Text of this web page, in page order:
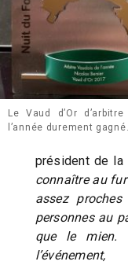
Le Vaud d’Or
l’année durement gagné.
président de la
connaître au fur
assez
personnes au
que le mien.